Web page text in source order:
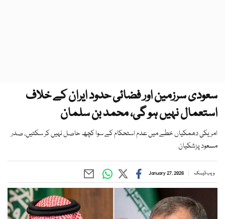
سعودی سرزمین اور فضائی حدود ایران کے خلاف
استعمال نہیں ہو گی، محمد بن سلمان
امریکی دھمکیاں خطے میں عدم استحکام کے سوا کچھ حاصل نہیں کر سکتیں، صدر
مسعود پزشکیان
ویب ڈیسک January 27, 2026